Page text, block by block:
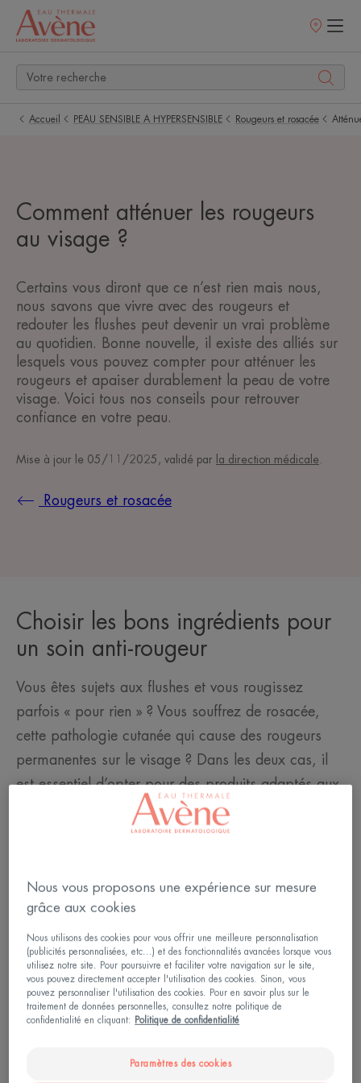
Points
Accueil PEAU SENSIBLE A HYPERSENSIBLE Rougeurs et rosacée
Comment atténuer les rougeurs
au visage ?
Certains vous diront que ce n’est rien mais nous,
nous savons que vivre avec des rougeurs et
redouter les flushes peut devenir un vrai problème
au quotidien. Bonne nouvelle, il existe des alliés sur
lesquels vous pouvez compter pour atténuer les
rougeurs et apaiser durablement la peau de votre
visage. Voici tous nos conseils pour retrouver
confiance en votre peau.
Mise à jour le 05/11/2025 , validé par la direction médicale
Rougeurs et rosacée
Choisir les bons ingrédients pour
un soin anti-rougeur
Vous êtes sujets aux flushes et vous rougissez
parfois « pour rien » ? Vous souffrez de rosacée,
cette pathologie cutanée qui cause des rougeurs
permanentes sur le visage ? Dans les deux cas, il
est essentiel d’opter pour des produits adaptés aux
peaux sujettes aux rougeurs. Ces
dermocosmétiques doivent contenir un minimum
davantage votre peau réactive.
Les actifs utilisés doivent être sélectionnés pour leur
efficacité contre les rougeurs. Par exemple, l’HMC
(Hespéridine Methyl Chalcone) est un composant
qui a la faculté de favoriser la microcirculation
cutanée. Cela permet d’atténuer les rougeurs sur les
Nous vous proposons une expérience sur mesure
grâce aux cookies
Nous utilisons des cookies pour vous offrir une meilleure personnalisation
(publicités personnalisées, etc...) et des fonctionnalités avancées lorsque vous
utilisez notre site. Pour poursuivre et faciliter votre navigation sur le site,
vous pouvez directement accepter l'utilisation des cookies. Sinon, vous
pouvez personnaliser l'utilisation des cookies. Pour en savoir plus sur le
traitement de données personnelles, consultez notre politique de
confidentialité en cliquant:
Politique de confidentialité
Paramètres des cookies